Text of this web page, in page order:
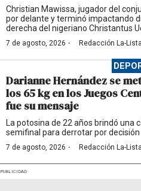
Christian Mawissa, jugador del
por delante y terminó impactando
derecha del nigeriano Christantus
7 de agosto, 2026 · Redacción La-Lista
Darianne Hernández se
los 65 kg en los Juegos
fue su mensaje
La potosina de 22 años brindó una
semifinal para derrotar por decisión
7 de agosto, 2026 · Redacción La-Lista
PUBLICIDAD